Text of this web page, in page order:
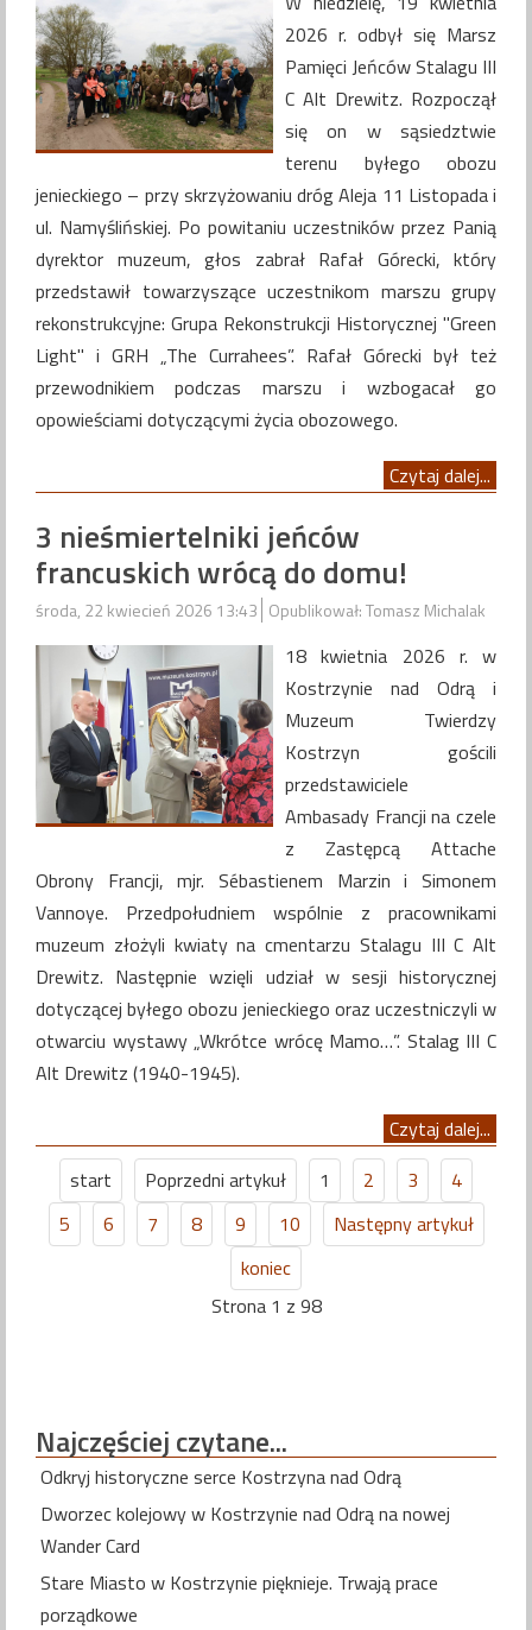
2026 r. odbył się Marsz
Pamięci Jeńców Stalagu III
C Alt Drewitz. Rozpoczął
się on w sąsiedztwie
terenu byłego obozu
jenieckiego – przy skrzyżowaniu dróg Aleja 11 Listopada i
ul. Namyślińskiej. Po powitaniu uczestników przez Panią
dyrektor muzeum, głos zabrał Rafał Górecki, który
przedstawił towarzyszące uczestnikom marszu grupy
rekonstrukcyjne: Grupa Rekonstrukcji Historycznej "Green
Light" i GRH „The Currahees”. Rafał Górecki był też
przewodnikiem podczas marszu i wzbogacał go
opowieściami dotyczącymi życia obozowego.
Czytaj dalej...
3 nieśmiertelniki jeńców
francuskich wrócą do domu!
środa, 22 kwiecień 2026 13:43 Opublikował: Tomasz Michalak
18 kwietnia 2026 r. w
Kostrzynie nad Odrą i
Muzeum Twierdzy
Kostrzyn gościli
przedstawiciele
Ambasady Francji na czele
z Zastępcą Attache
Obrony Francji, mjr. Sébastienem Marzin i Simonem
Vannoye. Przedpołudniem wspólnie z pracownikami
muzeum złożyli kwiaty na cmentarzu Stalagu III C Alt
Drewitz. Następnie wzięli udział w sesji historycznej
dotyczącej byłego obozu jenieckiego oraz uczestniczyli w
otwarciu wystawy „Wkrótce wrócę Mamo…”. Stalag III C
Alt Drewitz (1940-1945).
Czytaj dalej...
start
Poprzedni artykuł 1 2 3
4
5
6 7 8 9 10
Następny artykuł
koniec
Strona 1 z 98
Najczęściejczytane...
Odkryj historyczne serce Kostrzyna nad Odrą
Dworzec kolejowy w Kostrzynie nad Odrą na nowej
Wander Card
Stare Miasto w Kostrzynie pięknieje. Trwają prace
porządkowe